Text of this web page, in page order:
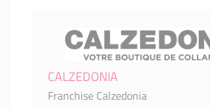
CALZEDONIA
Franchise Calzedonia